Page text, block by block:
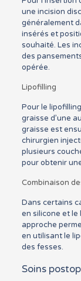
une incision
généralement
insérés et
souhaité. Les
des
opérée.
Lipofilling
Pour le
graisse d’une
graisse est
chirurgien
plusieurs
pour obtenir
Combinaison
Dans certains
en silicone et le
approche
en utilisant le
des fesses.
Soins